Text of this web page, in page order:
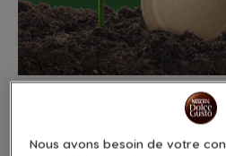
Nous avons besoin de votre